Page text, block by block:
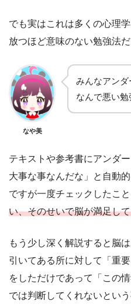
でも実はこれは多くの心理
放つほど意味のない勉強法だ
なや美
みんなアンダ
なんで悪い勉
テキストや参考書にアンダ
大事な事なんだな」と自動
ですが一度チェックしたこと
い、そのせいで脳が満足し
もう少し深く解説すると脳
引いてある所に対して「重
をしただけであって「この
では判断してくれないという